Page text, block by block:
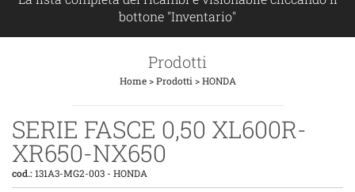
bottone "Inventario"
Prodotti
Home>Prodotti >HONDA
SERIE FASCE 0,50 XL600R-
XR650-NX650
cod.:131A3-MG2-003 - HONDA